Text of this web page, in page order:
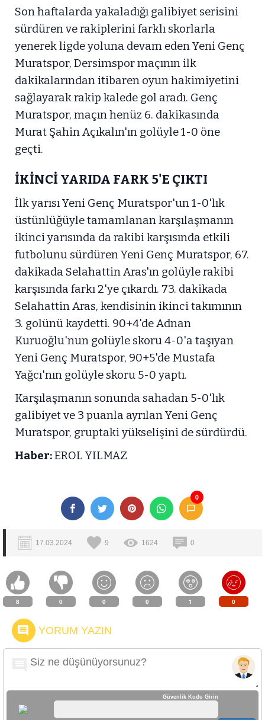
Son haftalarda yakaladığı galibiyet serisini
sürdüren ve rakiplerini farklı skorlarla
yenerek ligde yoluna devam eden Yeni Genç
Muratspor, Dersimspor maçının ilk
dakikalarından itibaren oyun hakimiyetini
sağlayarak rakip kalede gol aradı. Genç
Muratspor, maçın henüz 6. dakikasında
Murat Şahin Açıkalın'ın golüyle 1-0 öne
geçti.
İKİNCİ YARIDA FARK 5'E ÇIKTI
İlk yarısı Yeni Genç Muratspor'un 1-0'lık
üstünlüğüyle tamamlanan karşılaşmanın
ikinci yarısında da rakibi karşısında etkili
futbolunu sürdüren Yeni Genç Muratspor, 67.
dakikada Selahattin Aras'ın golüyle rakibi
karşısında farkı 2'ye çıkardı. 73. dakikada
Selahattin Aras, kendisinin ikinci takımının
3. golünü kaydetti. 90+4'de Adnan
Kuruoğlu'nun golüyle skoru 4-0'a taşıyan
Yeni Genç Muratspor, 90+5'de Mustafa
Yağcı'nın golüyle skoru 5-0 yaptı.
Karşılaşmanın sonunda sahadan 5-0'lık
galibiyet ve 3 puanla ayrılan Yeni Genç
Muratspor, gruptaki yükselişini de sürdürdü.
Haber:EROL YILMAZ
0
17.03.2024 9 1624 0
8 0 0 0 1 0
YORUM YAZIN
Güvenlik Kodu Girin